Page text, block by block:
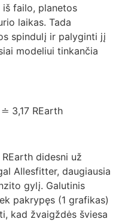
iš failo, planetos
laikas. Tada
spindulį ir palyginti jį
modeliui tinkančia
3,17 REarth
didesni už
Allesfitter, daugiausia
gylį. Galutinis
pakrypęs (1 grafikas)
kad žvaigždės šviesa